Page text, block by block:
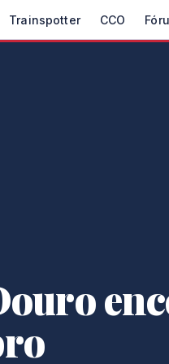
Trainspotter CCO